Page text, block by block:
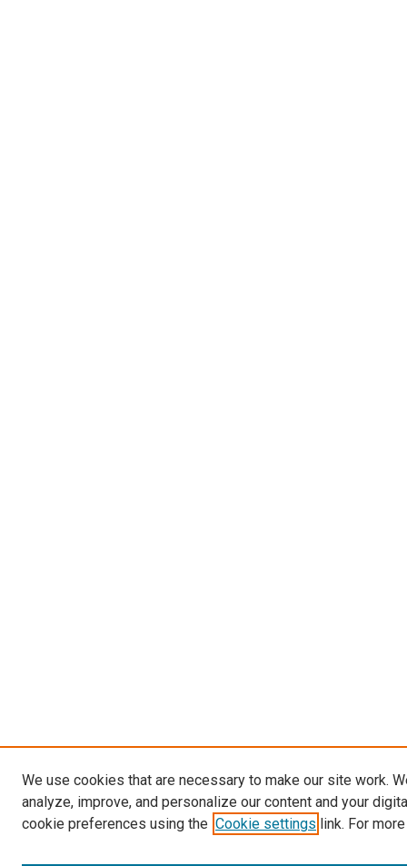
We use cookies that are necessary to make our site work.
analyze, improve, and personalize our content and your
cookie preferences using the Cookie settings link. For